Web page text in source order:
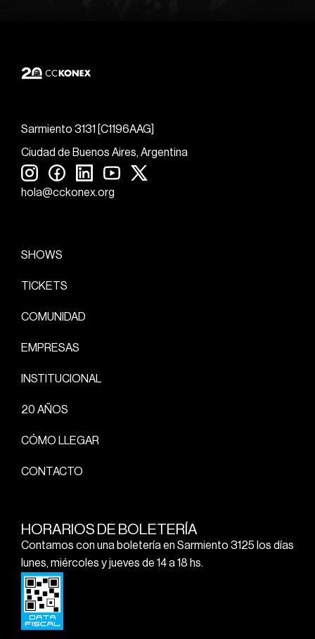
Sarmiento 3131 [C1196AAG]
Ciudad de Buenos Aires, Argentina
hola@cckonex.org
SHOWS
TICKETS
COMUNIDAD
EMPRESAS
INSTITUCIONAL
20 AÑOS
CÓMO LLEGAR
CONTACTO
HORARIOS DE BOLETERÍA
Contamos con una boletería en Sarmiento 3125 los días
lunes, miércoles y jueves de 14 a 18 hs.